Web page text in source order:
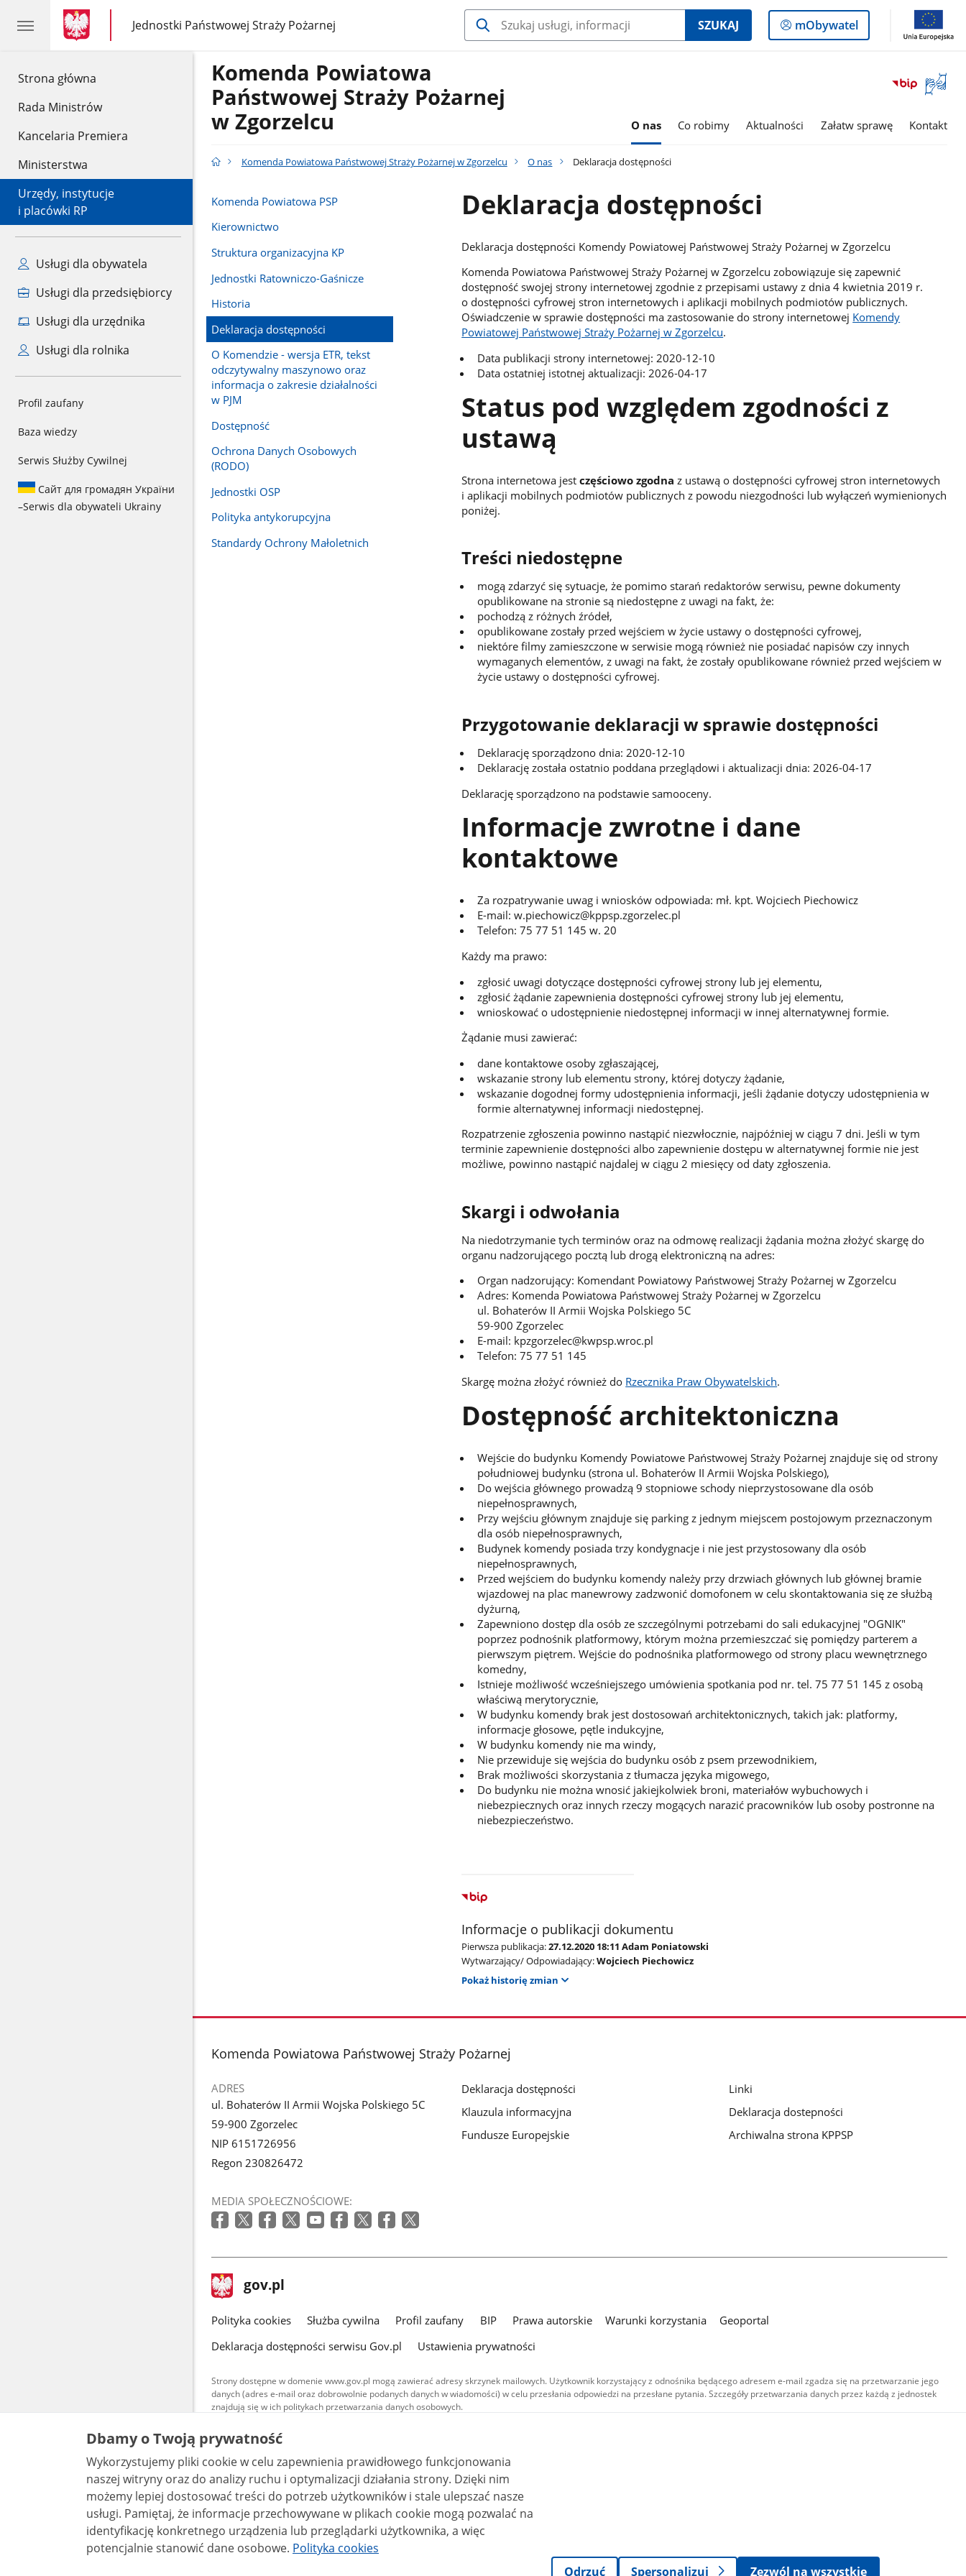
Strona główna
Rada Ministrów
Kancelaria Premiera
Ministerstwa
Urzędy, instytucje
i placówki RP
Usługi dla obywatela
Usługi dla przedsiębiorcy
Usługi dla urzędnika
Usługi dla rolnika
Profil zaufany
Baza wiedzy
Serwis Służby Cywilnej
Сайт для громадян України
–Serwis dla obywateli Ukrainy
gov.pl
gov.pl
Jednostki Państwowej Straży Pożarnej
gov.pl
Jednostki
Państwowej
SZUKAJ
Logowanie
do
mObywatel
Otwórz
okno
Komenda Powiatowa
Państwowej Straży Pożarnej
w Zgorzelcu
O nas Co robimy Aktualności Załatw sprawę Kontakt
Komenda Powiatowa Państwowej Straży Pożarnej w Zgorzelcu O nas Deklaracja dostępności
Komenda Powiatowa PSP
Kierownictwo
Struktura organizacyjna KP
Jednostki Ratowniczo-Gaśnicze
Historia
Deklaracja dostępności
O Komendzie - wersja ETR, tekst
odczytywalny maszynowo oraz
informacja o zakresie działalności
w PJM
Dostępność
Ochrona Danych Osobowych
(RODO)
Jednostki OSP
Polityka antykorupcyjna
Standardy Ochrony Małoletnich
Deklaracja dostępności
Deklaracja dostępności Komendy Powiatowej Państwowej Straży Pożarnej w Zgorzelcu
Komenda Powiatowa Państwowej Straży Pożarnej w Zgorzelcu zobowiązuje się zapewnić
dostępność swojej strony internetowej zgodnie z przepisami ustawy z dnia 4 kwietnia 2019 r.
o dostępności cyfrowej stron internetowych i aplikacji mobilnych podmiotów publicznych.
Oświadczenie w sprawie dostępności ma zastosowanie do strony internetowej Komendy
Powiatowej Państwowej Straży Pożarnej w Zgorzelcu.
Data publikacji strony internetowej: 2020-12-10
Data ostatniej istotnej aktualizacji: 2026-04-17
Status pod względem zgodności z
ustawą
Strona internetowa jestczęściowo zgodna z ustawą o dostępności cyfrowej stron internetowych
i aplikacji mobilnych podmiotów publicznych z powodu niezgodności lub wyłączeń wymienionych
poniżej.
Treści niedostępne
mogą zdarzyć się sytuacje, że pomimo starań redaktorów serwisu, pewne dokumenty
opublikowane na stronie są niedostępne z uwagi na fakt, że:
pochodzą z różnych źródeł,
opublikowane zostały przed wejściem w życie ustawy o dostępności cyfrowej,
niektóre filmy zamieszczone w serwisie mogą również nie posiadać napisów czy innych
wymaganych elementów, z uwagi na fakt, że zostały opublikowane również przed wejściem w
życie ustawy o dostępności cyfrowej.
Przygotowanie deklaracji w sprawie dostępności
Deklarację sporządzono dnia: 2020-12-10
Deklarację została ostatnio poddana przeglądowi i aktualizacji dnia: 2026-04-17
Deklarację sporządzono na podstawie samooceny.
Informacje zwrotne i dane
kontaktowe
Za rozpatrywanie uwag i wniosków odpowiada: mł. kpt. Wojciech Piechowicz
E-mail: w.piechowicz@kppsp.zgorzelec.pl
Telefon: 75 77 51 145 w. 20
Każdy ma prawo:
zgłosić uwagi dotyczące dostępności cyfrowej strony lub jej elementu,
zgłosić żądanie zapewnienia dostępności cyfrowej strony lub jej elementu,
wnioskować o udostępnienie niedostępnej informacji w innej alternatywnej formie.
Żądanie musi zawierać:
dane kontaktowe osoby zgłaszającej,
wskazanie strony lub elementu strony, której dotyczy żądanie,
wskazanie dogodnej formy udostępnienia informacji, jeśli żądanie dotyczy udostępnienia w
formie alternatywnej informacji niedostępnej.
Rozpatrzenie zgłoszenia powinno nastąpić niezwłocznie, najpóźniej w ciągu 7 dni. Jeśli w tym
terminie zapewnienie dostępności albo zapewnienie dostępu w alternatywnej formie nie jest
możliwe, powinno nastąpić najdalej w ciągu 2 miesięcy od daty zgłoszenia.
Skargi i odwołania
Na niedotrzymanie tych terminów oraz na odmowę realizacji żądania można złożyć skargę do
organu nadzorującego pocztą lub drogą elektroniczną na adres:
Organ nadzorujący: Komendant Powiatowy Państwowej Straży Pożarnej w Zgorzelcu
Adres: Komenda Powiatowa Państwowej Straży Pożarnej w Zgorzelcu
ul. Bohaterów II Armii Wojska Polskiego 5C
59-900 Zgorzelec
E-mail: kpzgorzelec@kwpsp.wroc.pl
Telefon: 75 77 51 145
Skargę można złożyć również do Rzecznika Praw Obywatelskich.
Dostępność architektoniczna
Wejście do budynku Komendy Powiatowe Państwowej Straży Pożarnej znajduje się od strony
południowej budynku (strona ul. Bohaterów II Armii Wojska Polskiego),
Do wejścia głównego prowadzą 9 stopniowe schody nieprzystosowane dla osób
niepełnosprawnych,
Przy wejściu głównym znajduje się parking z jednym miejscem postojowym przeznaczonym
dla osób niepełnosprawnych,
Budynek komendy posiada trzy kondygnacje i nie jest przystosowany dla osób
niepełnosprawnych,
Przed wejściem do budynku komendy należy przy drzwiach głównych lub głównej bramie
wjazdowej na plac manewrowy zadzwonić domofonem w celu skontaktowania się ze służbą
dyżurną,
Zapewniono dostęp dla osób ze szczególnymi potrzebami do sali edukacyjnej "OGNIK"
poprzez podnośnik platformowy, którym można przemieszczać się pomiędzy parterem a
pierwszym piętrem. Wejście do podnośnika platformowego od strony placu wewnętrznego
komedny,
Istnieje możliwość wcześniejszego umówienia spotkania pod nr. tel. 75 77 51 145 z osobą
właściwą merytorycznie,
W budynku komendy brak jest dostosowań architektonicznych, takich jak: platformy,
informacje głosowe, pętle indukcyjne,
W budynku komendy nie ma windy,
Nie przewiduje się wejścia do budynku osób z psem przewodnikiem,
Brak możliwości skorzystania z tłumacza języka migowego,
Do budynku nie można wnosić jakiejkolwiek broni, materiałów wybuchowych i
niebezpiecznych oraz innych rzeczy mogących narazić pracowników lub osoby postronne na
niebezpieczeństwo.
Informacje o publikacji dokumentu
Pierwsza publikacja:27.12.2020 18:11 Adam Poniatowski
Wytwarzający/ Odpowiadający:Wojciech Piechowicz
Pokaż historię zmian
stopka
Komenda Powiatowa Państwowej Straży Pożarnej
ADRES
ul. Bohaterów II Armii Wojska Polskiego 5C
59-900 Zgorzelec
NIP 6151726956
Regon 230826472
MEDIA SPOŁECZNOŚCIOWE:
Deklaracja dostępności
Klauzula informacyjna
Fundusze Europejskie
Linki
Deklaracja dostepności
Archiwalna strona KPPSP
stopka
gov.pl Strona
gov.pl
gov.pl
Polityka cookies Służba cywilna Profil zaufany BIP Prawa autorskie Warunki korzystania
Geoportal
Deklaracja dostępności serwisu Gov.pl
Ustawienia prywatności
Strony dostępne w domenie www.gov.pl mogą zawierać adresy skrzynek mailowych. Użytkownik korzystający z odnośnika będącego adresem e-mail zgadza się na przetwarzanie jego
danych (adres e-mail oraz dobrowolnie podanych danych w wiadomości) w celu przesłania odpowiedzi na przesłane pytania. Szczegóły przetwarzania danych przez każdą z jednostek
znajdują się w ich politykach przetwarzania danych osobowych.
Treści tekstowe publikowane w serwisie (z wyłączeniem treści audiowizualnych), są
udostępniane na licencji typu Creative Commons: uznanie autorstwa - na tych samych
warunkach 4.0 (CC BY-SA 4.0). Materiały audiowizualne, w tym zdjęcia, materiały audio i wideo,
są udostępniane na licencji typu Creative Commons: uznanie autorstwa użycie niekomercyjne -
bez utworów zależnych 4.0 (CC BY-NC-ND 4.0), o ile nie jest to stwierdzone inaczej.
Dbamy o Twoją prywatność
Wykorzystujemy pliki cookie w celu zapewnienia prawidłowego funkcjonowania
naszej witryny oraz do analizy ruchu i optymalizacji działania strony. Dzięki nim
możemy lepiej dostosować treści do potrzeb użytkowników i stale ulepszać nasze
usługi. Pamiętaj, że informacje przechowywane w plikach cookie mogą pozwalać na
identyfikację konkretnego urządzenia lub przeglądarki użytkownika, a więc
potencjalnie stanowić dane osobowe. Polityka cookies
Odrzuć
Spersonalizuj Zezwól na wszystkie